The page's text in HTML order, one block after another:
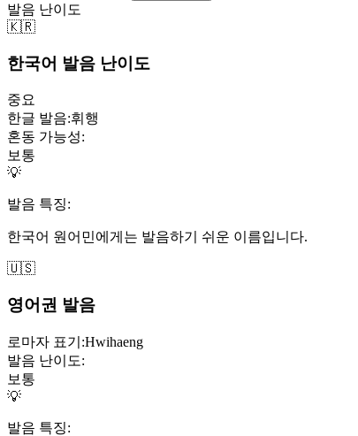
발음 난이도
🇰🇷
한국어 발음 난이도
중요
한글 발음:휘행
혼동 가능성:
보통
💡
발음 특징:
한국어 원어민에게는 발음하기 쉬운 이름입니다.
🇺🇸
영어권 발음
로마자 표기:Hwihaeng
발음 난이도:
보통
💡
발음 특징: